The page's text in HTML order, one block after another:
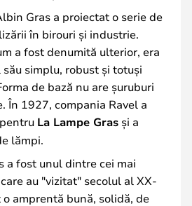
Gras a proiectat o serie de
în birouri și industrie.
a fost denumită ulterior, era
simplu, robust și totuși
de bază nu are șuruburi
În 1927, compania Ravel a
La Lampe Gras și a
lămpi.
a fost unul dintre cei mai
au "vizitat" secolul al XX-
o amprentă bună, solidă, de